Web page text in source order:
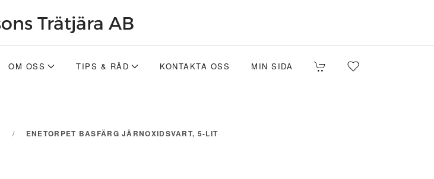
OM OSS TIPS & RÅD KONTAKTA OSS MIN SIDA
ENETORPET BASFÄRG JÄRNOXIDSVART, 5-LIT